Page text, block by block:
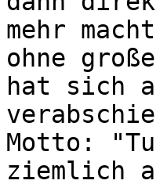
mehr
ohne
hat sich
Motto:
ziemlich